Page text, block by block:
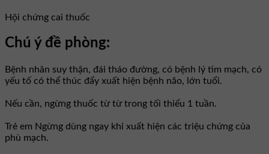
Hội chứng cai thuốc
Chú ý đề phòng:
Bệnh nhân suy thận, đái tháo đường, có bệnh lý tim mạch, có
yếu tố có thể thúc đẩy xuất hiện bệnh não, lớn tuổi.
Nếu cần, ngừng thuốc từ từ trong tối thiểu 1 tuần.
Trẻ em Ngừng dùng ngay khi xuất hiện các triệu chứng của
phù mạch.